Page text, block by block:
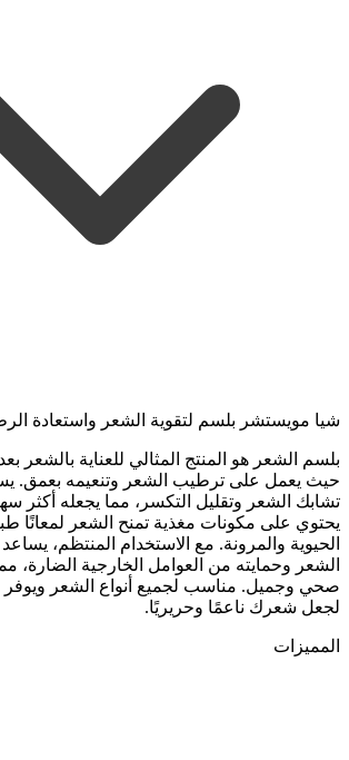
شيا مويستشر بلسم لتقوية الشعر واستعادة الرطوبة -
بلسم الشعر هو المنتج المثالي للعناية بالشعر
حيث يعمل على ترطيب الشعر وتنعيمه بعمق.
تشابك الشعر وتقليل التكسر، مما يجعله أكثر
يحتوي على مكونات مغذية تمنح الشعر لمعانًا
الحيوية والمرونة. مع الاستخدام المنتظم،
الشعر وحمايته من العوامل الخارجية الضارة،
صحي وجميل. مناسب لجميع أنواع الشعر ويوفر
لجعل شعرك ناعمًا وحريريًا.
المميزات